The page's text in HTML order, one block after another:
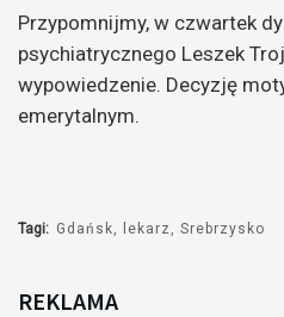
Przypomnijmy, w czwartek
psychiatrycznego Leszek
wypowiedzenie. Decyzję
emerytalnym.
Tagi: Gdańsk lekarz Srebrzysko
REKLAMA